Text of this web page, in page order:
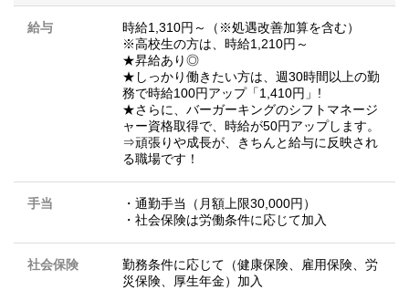
給与
時給1,310円～（※処遇改善加算を含む）
※高校生の方は、時給1,210円～
★昇給あり◎
★しっかり働きたい方は、週30時間以上の勤
務で時給100円アップ「1,410円」!
★さらに、バーガーキングのシフトマネージ
ャー資格取得で、時給が50円アップします。
⇒頑張りや成長が、きちんと給与に反映され
る職場です！
手当
・通勤手当（月額上限30,000円）
・社会保険は労働条件に応じて加入
社会保険
勤務条件に応じて（健康保険、雇用保険、労
災保険、厚生年金）加入